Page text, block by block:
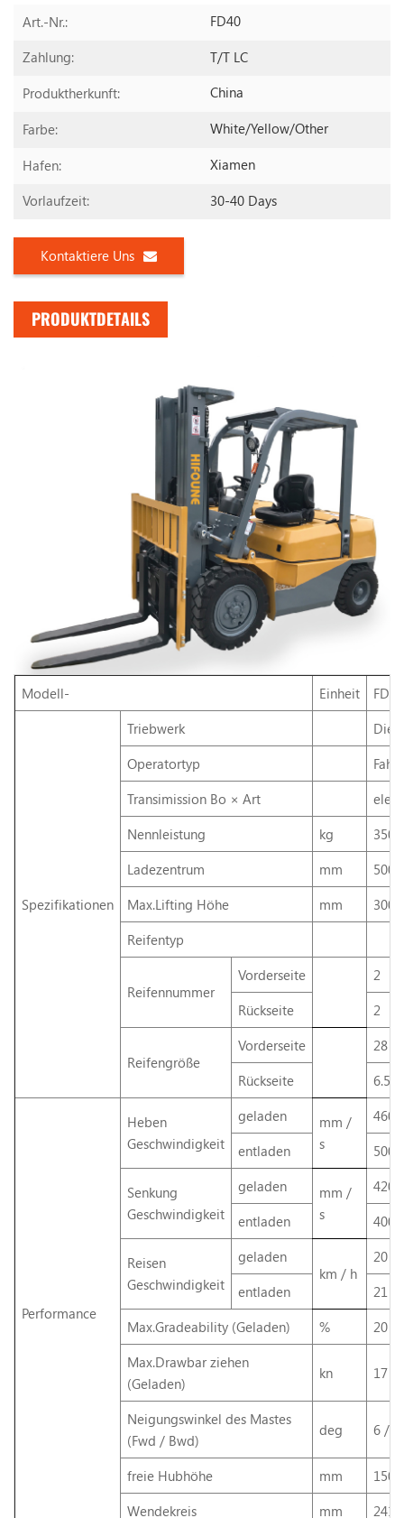
Art.-Nr.: FD40
Zahlung: T/T LC
Produktherkunft: China
Farbe: White/yellow/other
Hafen: Xiamen
Vorlaufzeit: 30-40 Days
Kontaktiere Uns
PRODUKTDETAILS
Modell- Einheit
Spezifikationen
Triebwerk
Operatortyp
Transimission Bo × Art
Nennleistung
kg
3500
Ladezentrum
mm
500
Max.Lifting Höhe
mm
3000
Reifentyp
Reifennummer
Vorderseite
2
Rückseite
2
Reifengröße
Vorderseite
28 ×
Rückseite
6.5-
Performance
Heben
Geschwindigkeit
geladen
mm /
s
460
entladen
500
Senkung
Geschwindigkeit
geladen
mm /
s
420
entladen
400
Reisen
Geschwindigkeit
geladen
km / h
20
entladen
21
Max.Gradeability (Geladen)
%
20
Max.Drawbar ziehen
(Geladen)
kn 17
Neigungswinkel des Mastes
(Fwd / Bwd)
deg 6 /
freie Hubhöhe mm
150
Wendekreis
mm 2415